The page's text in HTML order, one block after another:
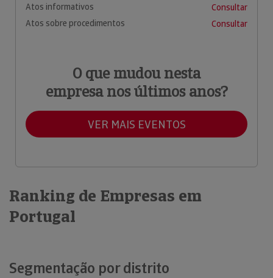
Atos informativos
Consultar
Atos sobre procedimentos
Consultar
O que mudou nesta
empresa nos últimos anos?
VER MAIS EVENTOS
Ranking de Empresas em
Portugal
Segmentação por distrito